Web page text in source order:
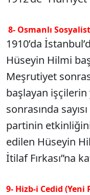
8- Osmanlı Sosyalist
1910’da
Hüseyin Hilmi
Meşrutiyet
başlayan işçilerin
sonrasında
partinin etkinliğini
edilen Hüseyin
İtilaf Fırkası”na
9- Hizb-i Cedid (Yeni